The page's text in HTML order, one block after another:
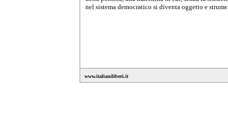
nel sistema democratico si diventa oggetto e
www.italianiliberi.it